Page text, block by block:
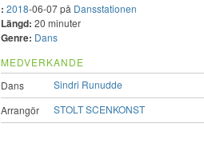
: 2018-06-07 på Dansstationen
Längd: 20 minuter
Genre: Dans
MEDVERKANDE
Dans
Sindri Runudde
Arrangör
STOLT SCENKONST